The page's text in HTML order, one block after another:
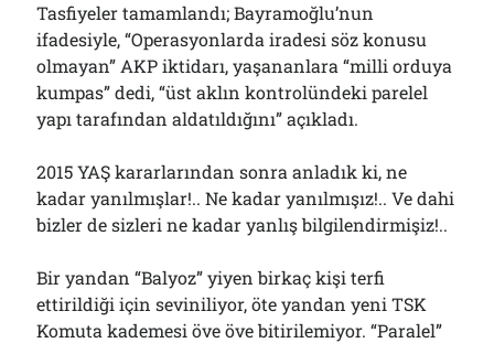
Tasfiyeler tamamlandı; Bayramoğlu’nun
ifadesiyle, “Operasyonlarda iradesi söz konusu
olmayan” AKP iktidarı, yaşananlara “milli orduya
kumpas” dedi, “üst aklın kontrolündeki parelel
yapı tarafından aldatıldığını” açıkladı.
2015 YAŞ kararlarından sonra anladık ki, ne
kadar yanılmışlar!.. Ne kadar yanılmışız!.. Ve dahi
bizler de sizleri ne kadar yanlış bilgilendirmişiz!..
Bir yandan “Balyoz” yiyen birkaç kişi terfi
ettirildiği için seviniliyor, öte yandan yeni TSK
Komuta kademesi öve öve bitirilemiyor. “Paralel”